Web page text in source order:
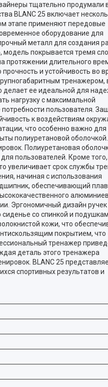
тщательно продумали
BLANC 25 включает
этапе применяют передовые
оборудование для
металл для создания
модель покрывается тремя
протяжении длительного
и устойчивость во
тренажером,
делает ее идеальной для
нагрузку с максимальной
пользователя.
к воздействиям
что особенно важно для
полиуретановой
Полиуретановая
пользователей. Кроме того,
увеличивает срок службы
начиная с использования
обеспечивающий
Эргономичный дизайн ручек
сиденье со спинкой и
кожи, что
покрытием, что
тренажер
деталь этого тренажера
BLANC 25
спортивных результатов и